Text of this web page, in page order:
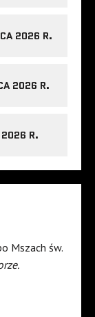
2026 R.
2026 R.
2026 R.
Mszach św.